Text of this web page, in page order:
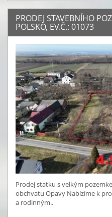
PRODEJ STAVEBNÍHO
POLSKO, EV.Č.: 01073
Prodej statku s velkým
obchvatu Opavy Nabízíme k
a rodinným..